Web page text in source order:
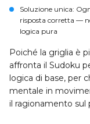
Soluzione unica:
risposta corretta —
logica pura
Poiché la griglia è
affronta il Sudoku
logica di base, per
mentale in
il ragionamento sul